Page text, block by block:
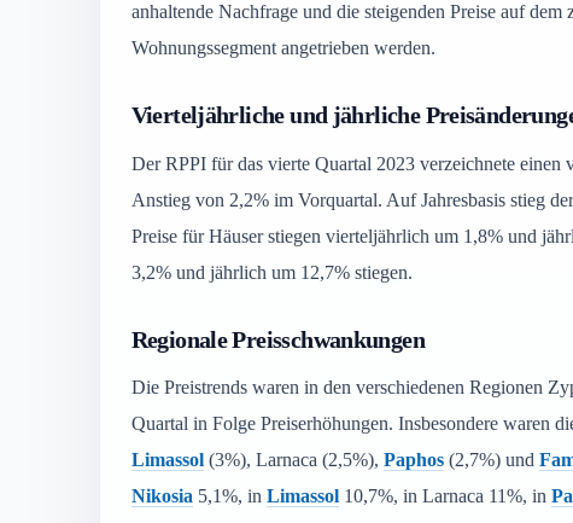
anhaltende Nachfrage und die steigenden Preise auf
Wohnungssegment angetrieben werden.
Vierteljährliche und jährliche
Der RPPI für das vierte Quartal 2023 verzeichnete
Anstieg von 2,2% im Vorquartal. Auf Jahresbasis stieg
Preise für Häuser stiegen vierteljährlich um 1,8% und
3,2% und jährlich um 12,7% stiegen.
Regionale Preisschwankungen
Die Preistrends waren in den verschiedenen Regionen
Quartal in Folge Preiserhöhungen. Insbesondere waren
Limassol(3%), Larnaca (2,5%), Paphos(2,7%) und
Nikosia 5,1%, in Limassol10,7%, in Larnaca 11%, in